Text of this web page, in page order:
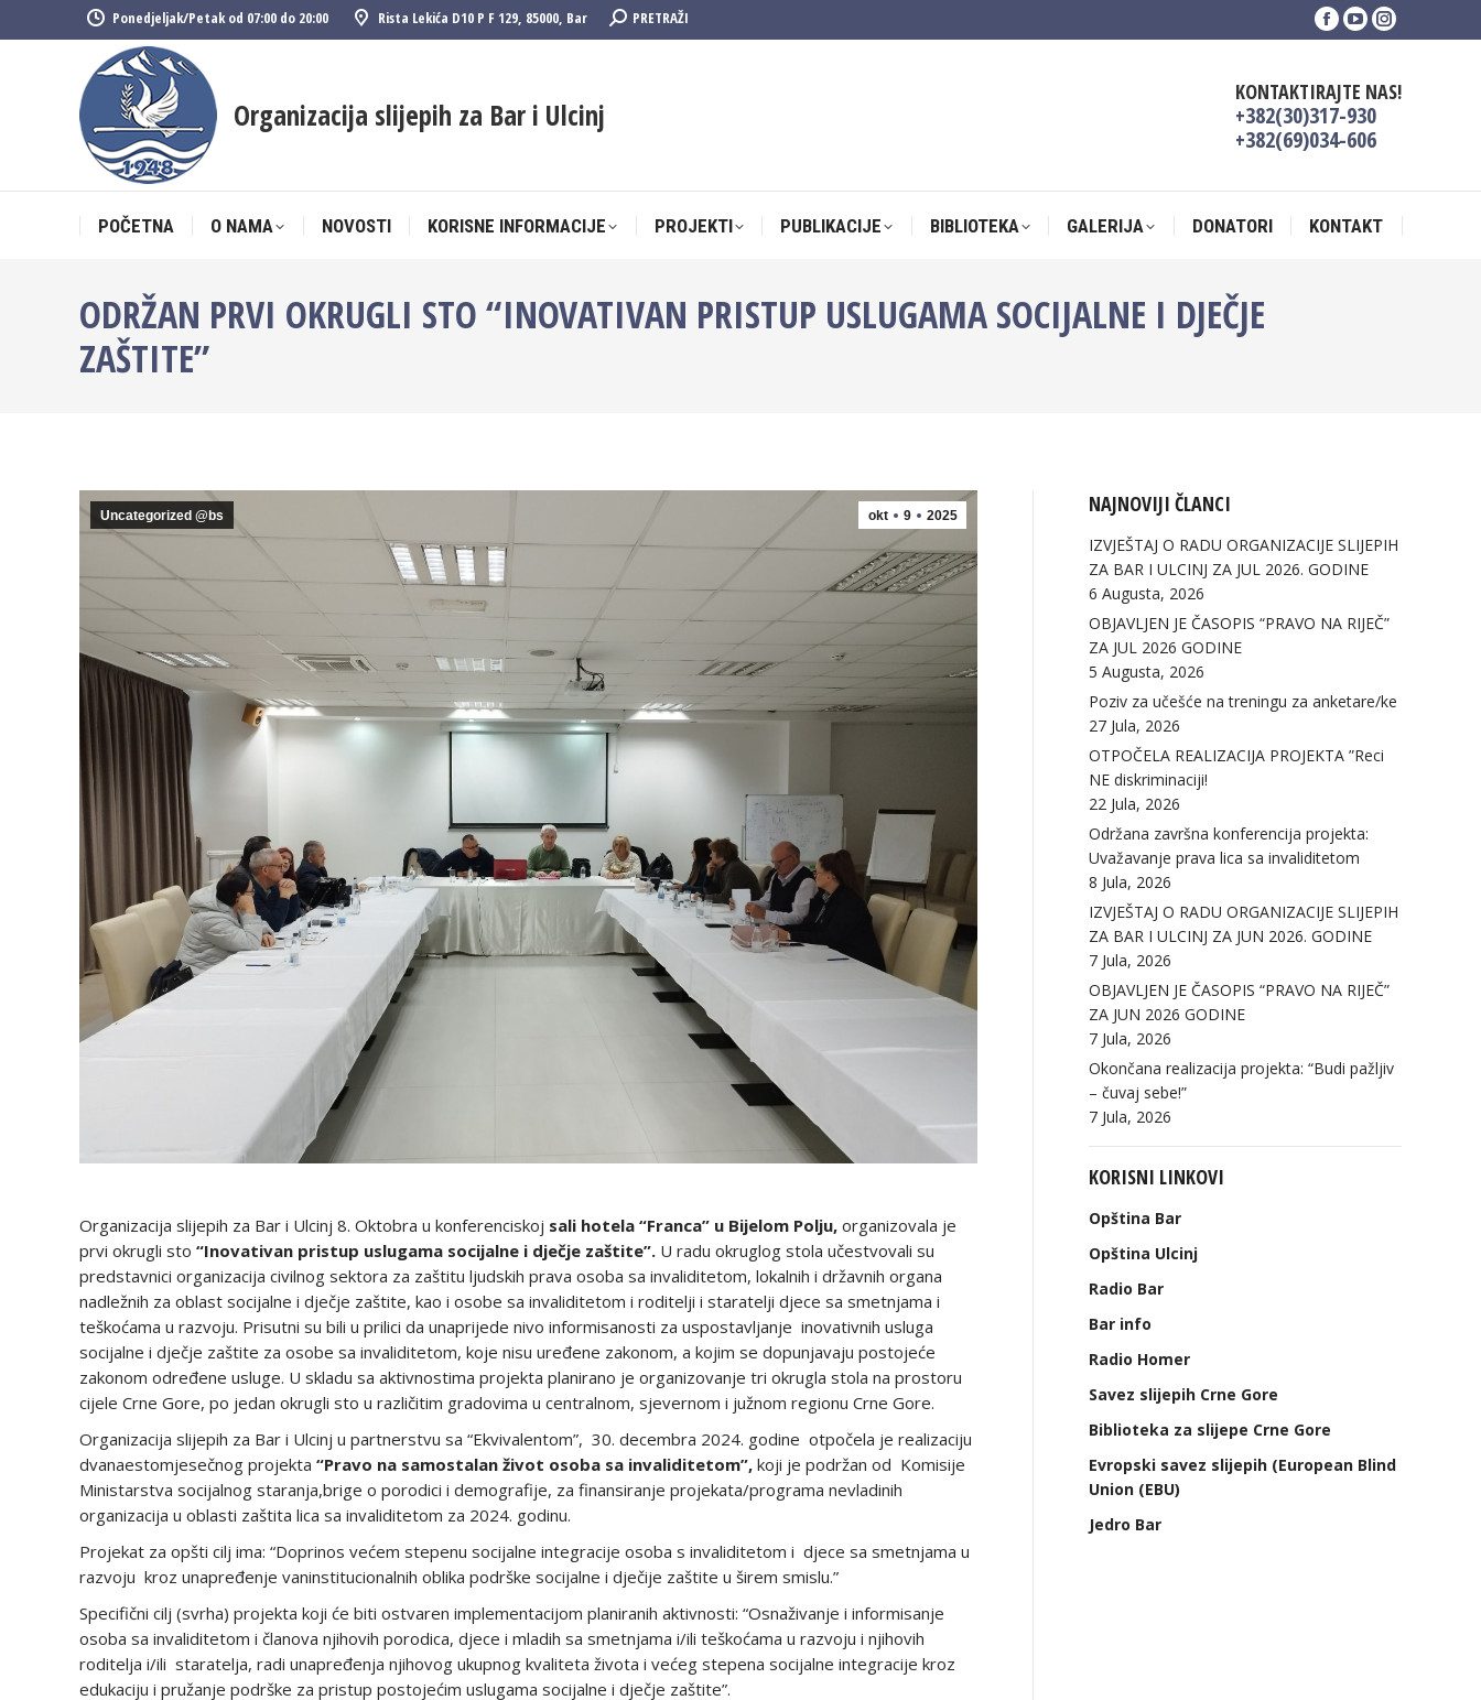
Ponedjeljak/Petak od 07:00 do 20:00 Rista Lekića D10 P F 129, 85000, Bar Search:PRETRAŽI
Facebook
in
new
window
YouTube
in
new
window
Instagram
in
Organizacija slijepih za Bar i Ulcinj
KONTAKTIRAJTE NAS!
+382(30)317-930
+382(69)034-606
POČETNA O NAMA NOVOSTI KORISNE INFORMACIJE PROJEKTI PUBLIKACIJE BIBLIOTEKA GALERIJA DONATORI KONTAKT
ODRŽAN PRVI OKRUGLI STO “INOVATIVAN PRISTUP USLUGAMA SOCIJALNE I DJEČJE
ZAŠTITE”
okt 9 2025
Uncategorized @bs
Organizacija slijepih za Bar i Ulcinj 8. Oktobra u konferenciskoj sali hotela “Franca” u Bijelom Polju, organizovala je
prvi okrugli sto “Inovativan pristup uslugama socijalne i dječje zaštite”. U radu okruglog stola učestvovali su
predstavnici organizacija civilnog sektora za zaštitu ljudskih prava osoba sa invaliditetom, lokalnih i državnih organa
nadležnih za oblast socijalne i dječje zaštite, kao i osobe sa invaliditetom i roditelji i staratelji djece sa smetnjama i
teškoćama u razvoju. Prisutni su bili u prilici da unaprijede nivo informisanosti za uspostavljanje inovativnih usluga
socijalne i dječje zaštite za osobe sa invaliditetom, koje nisu uređene zakonom, a kojim se dopunjavaju postojeće
zakonom određene usluge. U skladu sa aktivnostima projekta planirano je organizovanje tri okrugla stola na prostoru
cijele Crne Gore, po jedan okrugli sto u različitim gradovima u centralnom, sjevernom i južnom regionu Crne Gore.
Organizacija slijepih za Bar i Ulcinj u partnerstvu sa “Ekvivalentom”, 30. decembra 2024. godine otpočela je realizaciju
dvanaestomjesečnog projekta “Pravo na samostalan život osoba sa invaliditetom”, koji je podržan od Komisije
Ministarstva socijalnog staranja,brige o porodici i demografije, za finansiranje projekata/programa nevladinih
organizacija u oblasti zaštita lica sa invaliditetom za 2024. godinu.
Projekat za opšti cilj ima: “Doprinos većem stepenu socijalne integracije osoba s invaliditetom i djece sa smetnjama u
razvoju kroz unapređenje vaninstitucionalnih oblika podrške socijalne i dječije zaštite u širem smislu.”
Specifični cilj (svrha) projekta koji će biti ostvaren implementacijom planiranih aktivnosti: “Osnaživanje i informisanje
osoba sa invaliditetom i članova njihovih porodica, djece i mladih sa smetnjama i/ili teškoćama u razvoju i njihovih
roditelja i/ili staratelja, radi unapređenja njihovog ukupnog kvaliteta života i većeg stepena socijalne integracije kroz
edukaciju i pružanje podrške za pristup postojećim uslugama socijalne i dječje zaštite”.
NAJNOVIJI ČLANCI
IZVJEŠTAJ O RADU ORGANIZACIJE SLIJEPIH
ZA BAR I ULCINJ ZA JUL 2026. GODINE
6 Augusta, 2026
OBJAVLJEN JE ČASOPIS “PRAVO NA RIJEČ”
ZA JUL 2026 GODINE
5 Augusta, 2026
Poziv za učešće na treningu za anketare/ke
27 Jula, 2026
OTPOČELA REALIZACIJA PROJEKTA ”Reci
NE diskriminaciji!
22 Jula, 2026
Održana završna konferencija projekta:
Uvažavanje prava lica sa invaliditetom
8 Jula, 2026
IZVJEŠTAJ O RADU ORGANIZACIJE SLIJEPIH
ZA BAR I ULCINJ ZA JUN 2026. GODINE
7 Jula, 2026
OBJAVLJEN JE ČASOPIS “PRAVO NA RIJEČ”
ZA JUN 2026 GODINE
7 Jula, 2026
Okončana realizacija projekta: “Budi pažljiv
– čuvaj sebe!”
7 Jula, 2026
KORISNI LINKOVI
Opština Bar
Opština Ulcinj
Radio Bar
Bar info
Radio Homer
Savez slijepih Crne Gore
Biblioteka za slijepe Crne Gore
Evropski savez slijepih (European Blind
Union (EBU)
Jedro Bar
POČETNA O NAMA NOVOSTI KORISNE INFORMACIJE PROJEKTI PUBLIKACIJE BIBLIOTEKA GALERIJA DONATORI KONTAKT